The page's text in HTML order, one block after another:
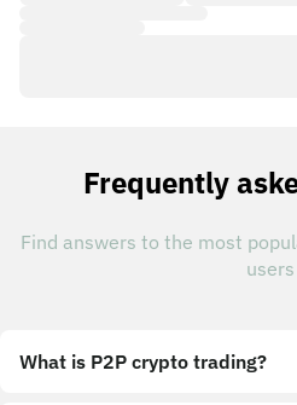
Frequently
Find answers to the most
users
What is P2P crypto trading?